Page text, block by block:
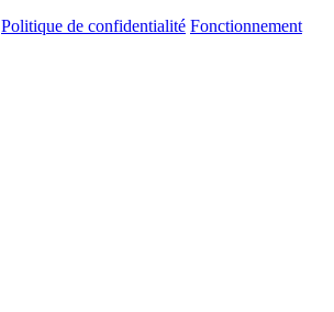
Politique de confidentialité Fonctionnement